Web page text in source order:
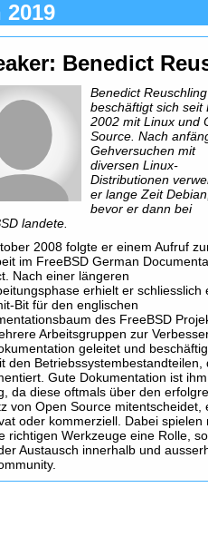
Benedict
Benedict Reuschling
beschäftigt sich seit
2002 mit Linux und
Source. Nach
Gehversuchen mit
diversen Linux-
Distributionen
er lange Zeit
bevor er dann bei
landete.
2008 folgte er einem Aufruf
im FreeBSD German
Nach einer längeren
erhielt er schliesslich
Bit für den englischen
des FreeBSD
Arbeitsgruppen zur
geleitet und
den Betriebssystembestandteilen,
Gute Dokumentation ist
da diese oftmals über den
von Open Source mitentscheidet,
oder kommerziell. Dabei spielen
richtigen Werkzeuge eine Rolle,
Austausch innerhalb und